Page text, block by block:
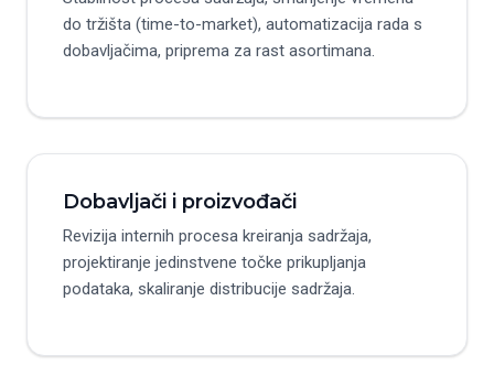
do tržišta (time-to-market), automatizacija rada s
dobavljačima, priprema za rast asortimana.
Dobavljači i proizvođači
Revizija internih procesa kreiranja sadržaja,
projektiranje jedinstvene točke prikupljanja
podataka, skaliranje distribucije sadržaja.